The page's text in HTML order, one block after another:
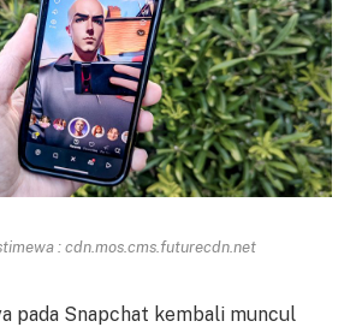
: cdn.mos.cms.futurecdn.net
pada Snapchat kembali muncul